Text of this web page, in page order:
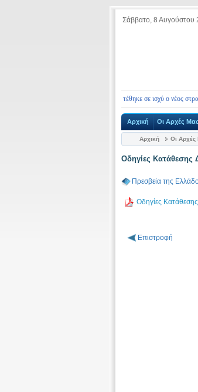
Σάββατο, 8 Αυγούστου
ενημερώνουμε ότι από 10.01.2026 τέθηκε σε ισχύ ο νέος
Αρχική Οι Αρχές Μας
Αρχική Οι Αρχές
Οδηγίες Κατάθεσης
Πρεσβεία της
Οδηγίες
Επιστροφή